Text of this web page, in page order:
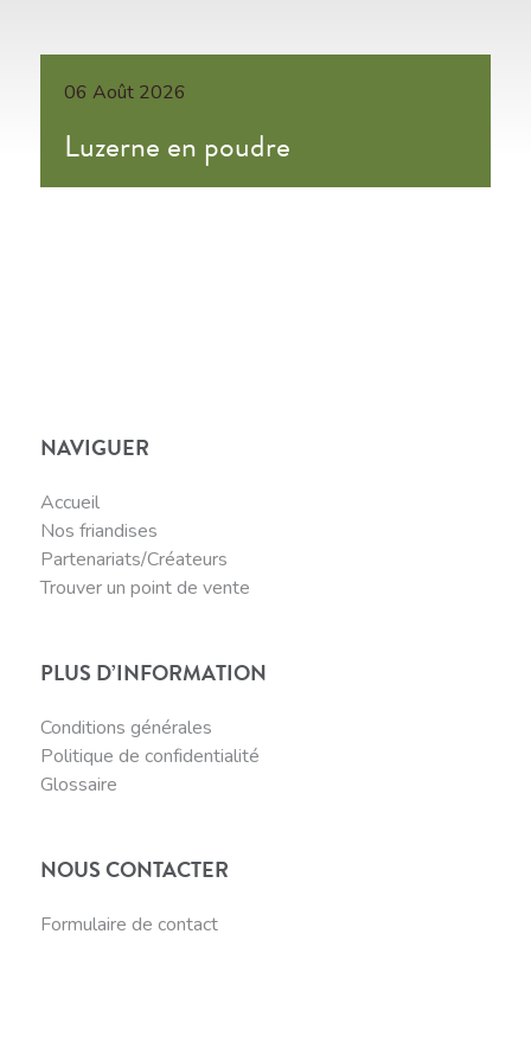
06 Août 2026
Luzerne en poudre
NAVIGUER
Accueil
Nos friandises
Partenariats/Créateurs
Trouver un point de vente
PLUS D’INFORMATION
Conditions générales
Politique de confidentialité
Glossaire
NOUS CONTACTER
Formulaire de contact